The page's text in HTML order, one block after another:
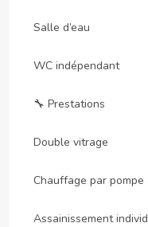
Salle d’eau
WC indépendant
🔧 Prestations
Double vitrage
Chauffage par
Assainissement